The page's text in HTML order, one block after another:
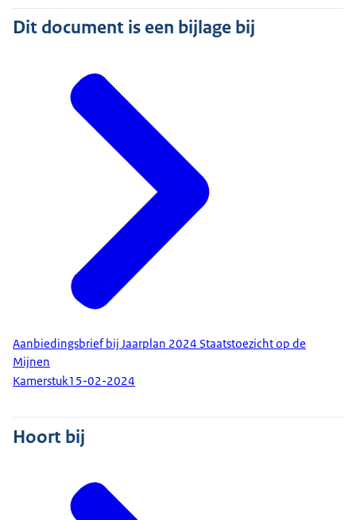
Dit document is een bijlage bij
Aanbiedingsbrief bij Jaarplan 2024 Staatstoezicht op de
Mijnen
Kamerstuk15-02-2024
Hoort bij